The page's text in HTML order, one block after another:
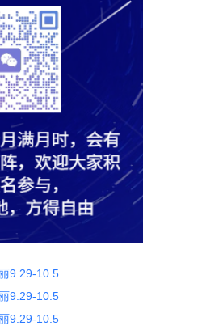
9.29-10.5
9.29-10.5
9.29-10.5